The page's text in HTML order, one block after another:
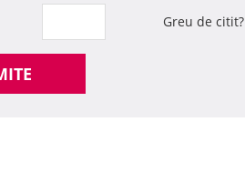
Greu de citit?